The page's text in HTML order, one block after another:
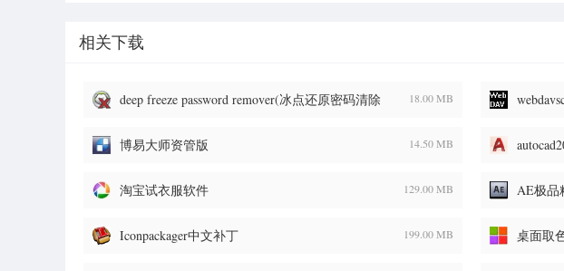
相关下载
deep freeze password remover(冰点还原密码清除
18.00 MB
博易大师资管版 14.50 MB
淘宝试衣服软件 129.00 MB AE极品
Iconpackager中文补丁 199.00 MB 桌面取